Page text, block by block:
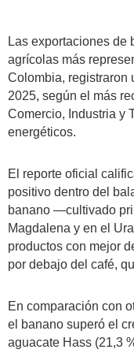
Las exportaciones de
agrícolas más
Colombia, registraron
2025, según el más
Comercio, Industria y
energéticos.
El reporte oficial
positivo dentro del
banano —cultivado
Magdalena y en el
productos con mejor
por debajo del café,
En comparación con
el banano superó el
aguacate Hass (21,3